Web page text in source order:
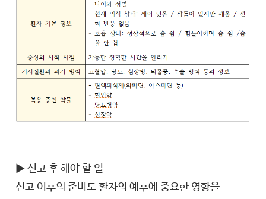
▶ 신고 후 해야 할 일
신고 이후의 준비도 환자의 예후에 중요한 영향을